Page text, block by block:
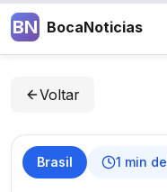
BN BocaNoticias
Voltar
Brasil 1 min